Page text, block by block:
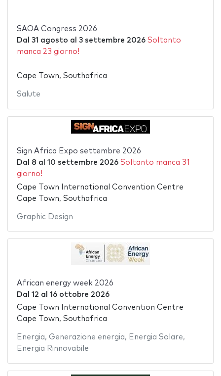
SAOA Congress 2026
Dal 31 agosto al 3 settembre 2026 Soltanto
manca 23 giorno!
Cape Town, Southafrica
Salute
Sign Africa Expo settembre 2026
Dal 8 al 10 settembre 2026 Soltanto manca 31
giorno!
Cape Town International Convention Centre
Cape Town, Southafrica
Graphic Design
African energy week 2026
Dal 12 al 16 ottobre 2026
Cape Town International Convention Centre
Cape Town, Southafrica
Energia, Generazione energia, Energia Solare,
Energia Rinnovabile